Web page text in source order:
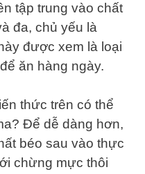
tập trung vào chất
đa, chủ yếu là
được xem là loại
ăn hàng ngày.
thức trên có thể
Để dễ dàng hơn,
béo sau vào thực
chừng mực thôi